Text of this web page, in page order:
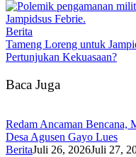
Berita
Tameng Loreng untuk
Pertunjukan Kekuasaan?
Baca Juga
Redam Ancaman Bencana,
Desa Agusen Gayo Lues
BeritaJuli 26, 2026Juli 27,